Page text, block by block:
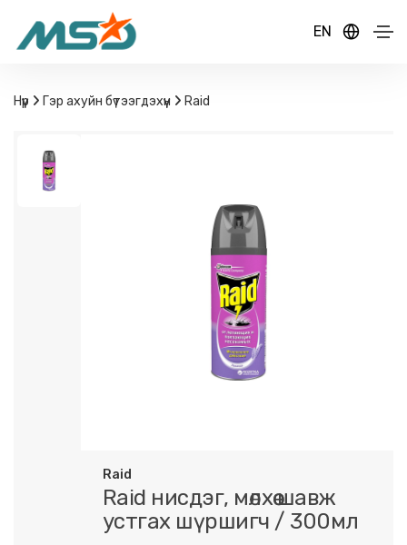
EN
Нүүр Гэр ахуйн бүтээгдэхүүн Raid
Raid
Raid нисдэг, мөлхөө шавж
устгах шүршигч / 300мл